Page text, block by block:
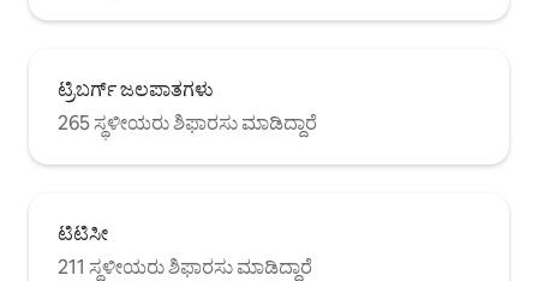
ಟ್ರಿಬರ್ಗ್ ಜಲಪಾತಗಳು
265 ಸ್ಥಳೀಯರು ಶಿಫಾರಸು ಮಾಡಿದ್ದಾರೆ
ಟಿಟಿಸೀ
211 ಸ್ಥಳೀಯರು ಶಿಫಾರಸು ಮಾಡಿದ್ದಾರೆ